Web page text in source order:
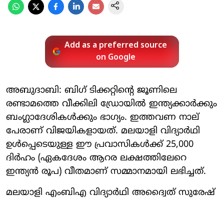
Add as a preferred source
on Google
അബുദാബി: ബിഗ് ടിക്കറ്റിന്റെ ജൂണിലെ
രണ്ടാമത്തെ വീക്കിലി ഡ്രോയില്‍ ഇന്ത്യക്കാര്‍ക്കും
ബംഗ്ലാദേശികള്‍ക്കും ഭാഗ്യം. ഇത്തവണ നാല്
പേരാണ് വിജയികളായത്. മലയാളി വിദ്യാര്‍ഥി
ഉള്‍പ്പെടെയുള്ള ഈ പ്രവാസികള്‍ക്ക് 25,000
ദിര്‍ഹം (ഏകദേശം ആറര ലക്ഷത്തിലേറെ
ഇന്ത്യന്‍ രൂപ) വീതമാണ് സമ്മാനമായി ലഭിച്ചത്.
മലയാളി എംബിഎ വിദ്യാര്‍ഥി അദ്വൈത് സുരേഷ്